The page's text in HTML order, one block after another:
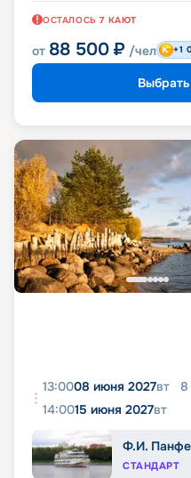
ОСТАЛОСЬ 7 КАЮТ
от 88 500 ₽ /чел +1
13:0008 июня 2027вт 8
14:0015 июня 2027вт
Ф.И.
СТАНДАРТ